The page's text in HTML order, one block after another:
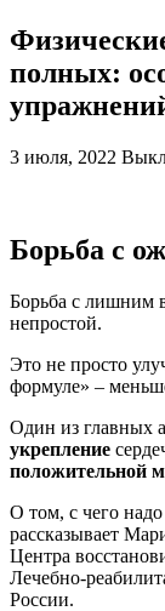
полных:
3 июля, 2022
Борьба с
Борьба с лишним
непростой.
Это не просто
формуле» –
Один из главных
укрепление
положительной
О том, с чего
рассказывает
Центра
Лечебно-
России.